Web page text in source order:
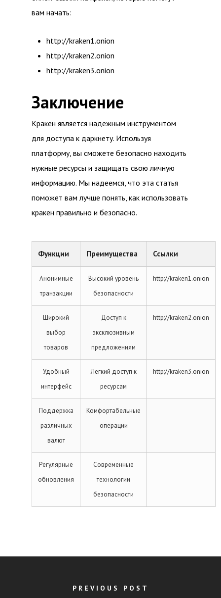
вам начать:
http://kraken1.onion
http://kraken2.onion
http://kraken3.onion
Заключение
Кракен является надежным инструментом
для доступа к даркнету. Используя
платформу, вы сможете безопасно находить
нужные ресурсы и защищать свою личную
информацию. Мы надеемся, что эта статья
поможет вам лучше понять, как использовать
кракен правильно и безопасно.
Функции Преимущества Ссылки
Анонимные
транзакции
Высокий уровень
безопасности
http://kraken1.onion
Широкий
выбор
товаров
Доступ к
эксклюзивным
предложениям
http://kraken2.onion
Удобный
интерфейс
Легкий доступ к
ресурсам
http://kraken3.onion
Поддержка
различных
валют
Комфортабельные
операции
Регулярные
обновления
Современные
технологии
безопасности
PREVIOUS POST